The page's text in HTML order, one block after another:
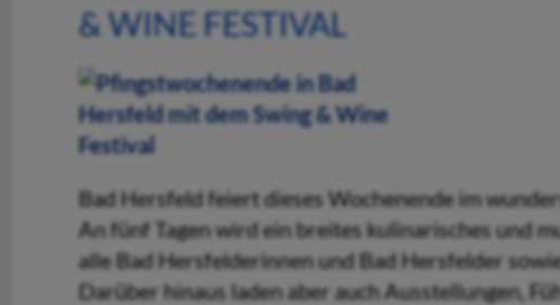
& WINE FESTIVAL
Bad Hersfeld feiert dieses Wochenende im
An fünf Tagen wird ein breites kulinarisches und
alle Bad Hersfelderinnen und Bad Hersfelder
Darüber hinaus laden aber auch Ausstellungen,